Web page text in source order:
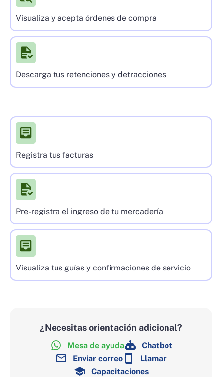
Visualiza y acepta órdenes de compra
Descarga tus retenciones y detracciones
Registra tus facturas
Pre-registra el ingreso de tu mercadería
Visualiza tus guías y confirmaciones de servicio
¿Necesitas orientación adicional?
Mesa de ayuda
Chatbot
Enviar correo
Llamar
Capacitaciones